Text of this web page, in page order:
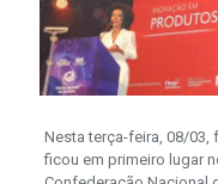
Nesta terça-feira, 08/03,
ficou em primeiro lugar